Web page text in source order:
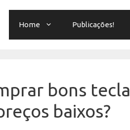
Home Publicações!
bons
baixos?